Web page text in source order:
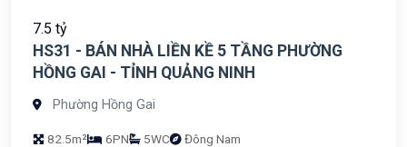
7.5 tỷ
HS31 - BÁN NHÀ LIỀN KỀ 5 TẦNG PHƯỜNG
HỒNG GAI - TỈNH QUẢNG NINH
Phường Hồng Gai
82.5m² 6PN 5WC Đông Nam